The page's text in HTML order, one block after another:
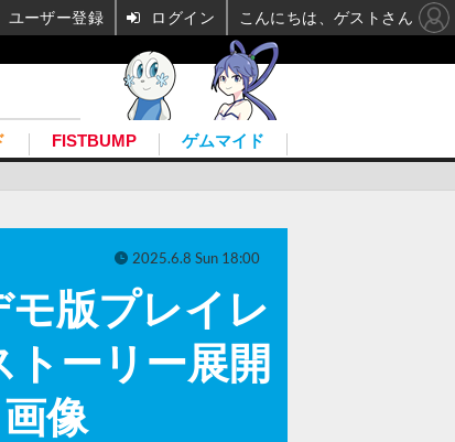
FISTBUMP ゲムマイド
版プレイレ
ーリー展開
像
2025.6.8 Sun 18:00
ユーザー登録 ログイン こんにちは、ゲストさん